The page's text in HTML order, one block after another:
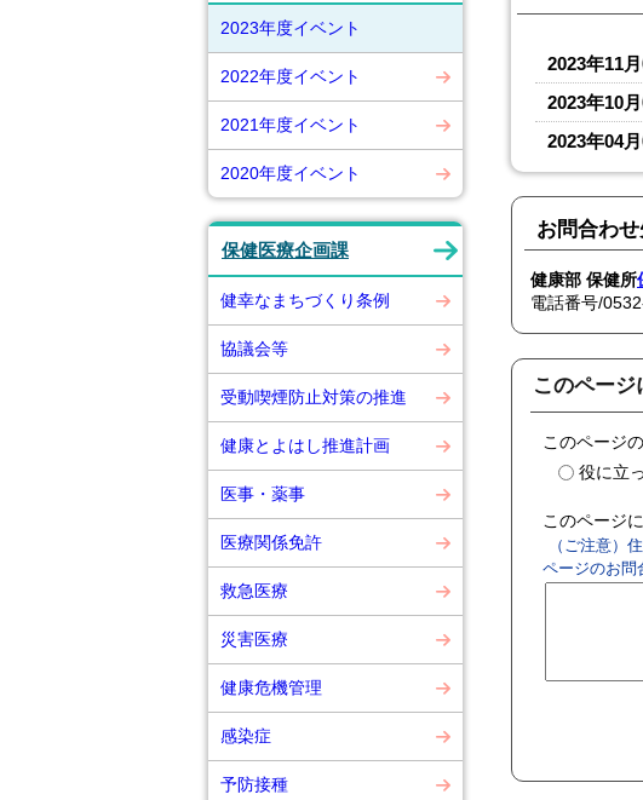
2023年度イベント
2022年度イベント
2021年度イベント
2020年度イベント
保健医療企画課
健幸なまちづくり条例
協議会等
受動喫煙防止対策の推進
健康とよはし推進計画
医事・薬事
医療関係免許
救急医療
災害医療
健康危機管理
感染症
予防接種
2023年11
2023年10
2023年04
お問合わ
健康部 保健所
電話番号/
このページ
このページ
役に立
このページ
（ご注意）
ページのお問